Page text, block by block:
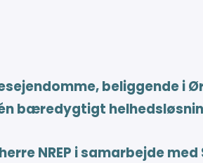
beliggende i
bæredygtigt
NREP i samarbejde